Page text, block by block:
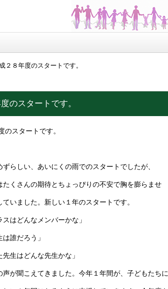
２８年度のスタートです。
のスタートです。
のスタートです。
らしい、あいにくの雨でのスタートでしたが、
たくさんの期待とちょっぴりの不安で胸を膨らませ
ていました。新しい１年のスタートです。
スはどんなメンバーかな」
は誰だろう」
先生はどんな先生かな」
声が聞こえてきました。今年１年間が、子どもたちに